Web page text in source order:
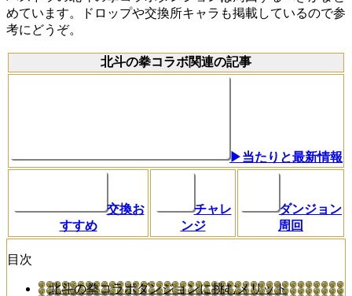
めています。ドロップや交換所キャラも掲載しているので参
考にどうぞ。
北斗の拳コラボ関連の記事
▶当たりと最新情報
交換お
すすめ
チャレ
ンジ
ダンジョン
周回
目次
北斗の拳コラボダンジョンに挑むメリット